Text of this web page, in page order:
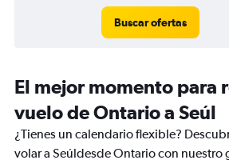
Buscar ofertas
El mejor momento para
vuelo de Ontario a Seúl
¿Tienes un calendario flexible?
volar a Seúldesde Ontario con